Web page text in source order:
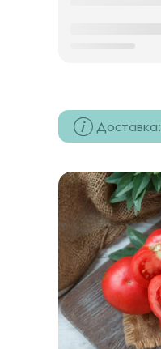
Доставка: